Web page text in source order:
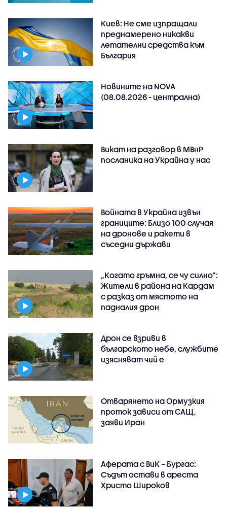
Киев: Не сме изпращали
преднамерено никакви
летателни средства към
България
Новините на NOVA
(08.08.2026 - централна)
Викат на разговор в МВнР
посланика на Украйна у нас
Войната в Украйна извън
границите: Близо 100 случая
на дронове и ракети в
съседни държави
„Когато гръмна, се чу силно“:
Жители в района на Кардам
с разказ от мястото на
падналия дрон
Дрон се взриви в
българското небе, службите
изясняват чий е
Отварянето на Ормузкия
проток зависи от САЩ,
заяви Иран
Аферата с ВиК – Бургас:
Съдът остави в ареста
Христо Широков